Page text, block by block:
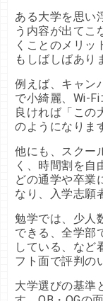
ある大学を思い
う内容が出てこ
くことのメリッ
もしばしばあり
例えば、キャン
で小綺麗、Wi-
良ければ「この
のようになりま
他にも、スクー
く、時間割を自
どの通学や卒業
なり、入学志願
勉学では、少人
できる、全学部
している、など
フト面で評判の
大学選びの基準